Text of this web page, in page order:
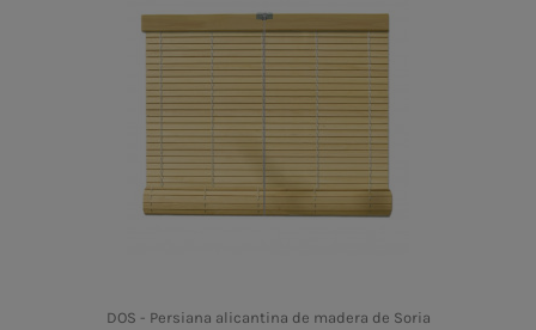
DOS - Persiana alicantina de madera de Soria